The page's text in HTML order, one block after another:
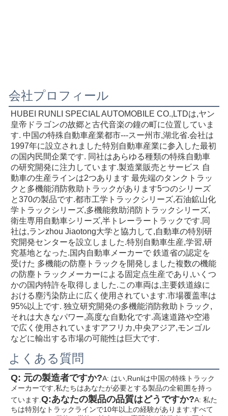
会社プロフィール
HUBEI RUNLI SPECIAL AUTOMOBILE CO.,LTDは,ヤン
皇帝ドラゴンの故郷と古代音楽の鐘の町に位置していま
す. 中国の特殊自動車産業都市---スー州市,湖北省.会社は
1997年に設立されました特別自動車産業に参入した最初
の国内民間企業です. 同社はあらゆる種類の特殊自動車
の研究開発に注力しています.製造業販売とサービス 自
動車の生産ラインは2つあります 最先端のタンクトラッ
クと多機能消防救助トラックがあります5つのシリーズ
と370の製品です.都市工学トラックシリーズ,石油鉱山化
学トラックシリーズ,多機能救助消防トラックシリーズ,
衛生専用自動車シリーズ,半トレーラートラックです.同
社は,ランzhou Jiaotong大学と協力して,自動車の特別研
究開発センターを設立しました.特別自動車生産,学習,研
究基地となった.国内自動車メーカーで 鉄道省の認定を
受けた 多機能の防塵トラックを開発しました複数の機能
の防塵トラックメーカーによる固定点生産であり,いくつ
かの国内特許を取得しました.この車両は,主要鉄道線に
おける塵汚染防止に広く使用されています.市場覆盖率は
95%以上です. 独立研究開発の多機能消防救助トラック,
それは大きなパワー,高度な自動化です.高速道路や空港
で広く使用されていますアフリカ,中央アジア,モンゴル
などに輸出する市場の可能性は巨大です.
よくある質問
Q: 元の製造者ですか?A: はい,Runliは中国の特殊トラック
メーカーです,私たちはあなたが必要とする製品の全範囲を持っ
ています. Q:あなたの製品の品質はどうですか?A: 私た
ちは特別なトラックラインで10年以上の経験があります.すべて